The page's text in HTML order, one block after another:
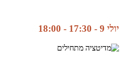
יולי 9 - 17:30 -
18:00